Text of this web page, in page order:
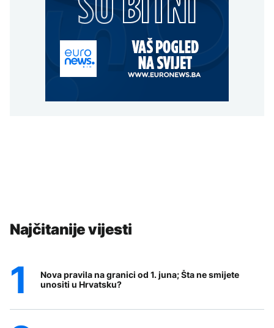
Najčitanije vijesti
Nova pravila na granici od 1. juna; Šta ne smijete
unositi u Hrvatsku?